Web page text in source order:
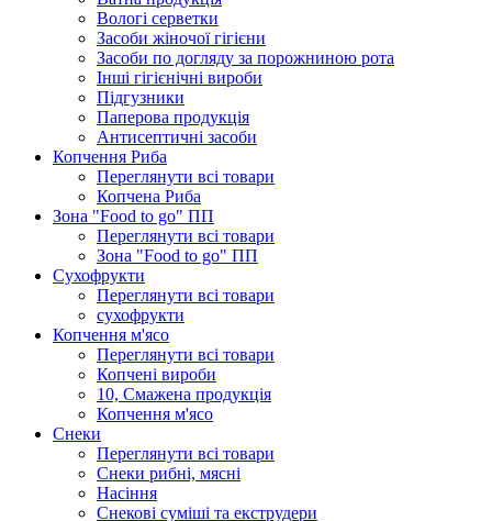
Вологi серветки
Засоби жіночої гігієни
Засоби по догляду за порожниною рота
Інші гігієнічні вироби
Підгузники
Паперова продукція
Антисептичні засоби
Копчення Риба
Переглянути всі товари
Копчена Риба
Зона "Food to go" ПП
Переглянути всі товари
Зона "Food to go" ПП
Сухофрукти
Переглянути всі товари
сухофрукти
Копчення м'ясо
Переглянути всі товари
Копчені вироби
10, Смажена продукція
Копчення м'ясо
Снеки
Переглянути всі товари
Снеки рибні, мясні
Насіння
Снекові суміші та екструдери